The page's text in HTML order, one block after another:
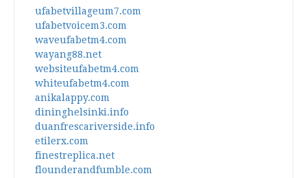
ufabetvillageum7.com
ufabetvoicem3.com
waveufabetm4.com
wayang88.net
websiteufabetm4.com
whiteufabetm4.com
anikalappy.com
dininghelsinki.info
duanfrescariverside.info
etilerx.com
finestreplica.net
flounderandfumble.com